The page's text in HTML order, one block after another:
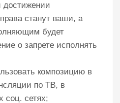
достижении
станут ваши, а
будет
о запрете исполнять
композицию в
по ТВ, в
соц. сетях;